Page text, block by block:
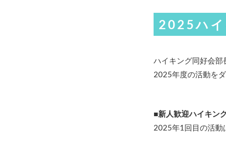
2025ハイ
ハイキング同好会部
2025年度の活動を
■新人歓迎ハイキン
2025年1回目の活動